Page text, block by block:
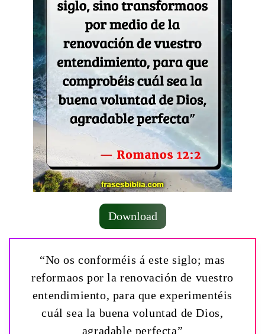
Download
“No os conforméis á este siglo; mas
reformaos por la renovación de vuestro
entendimiento, para que experimentéis
cuál sea la buena voluntad de Dios,
agradable perfecta”